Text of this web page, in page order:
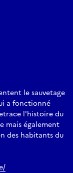
le sauvetage
a fonctionné
l'histoire du
mais également
des habitants du